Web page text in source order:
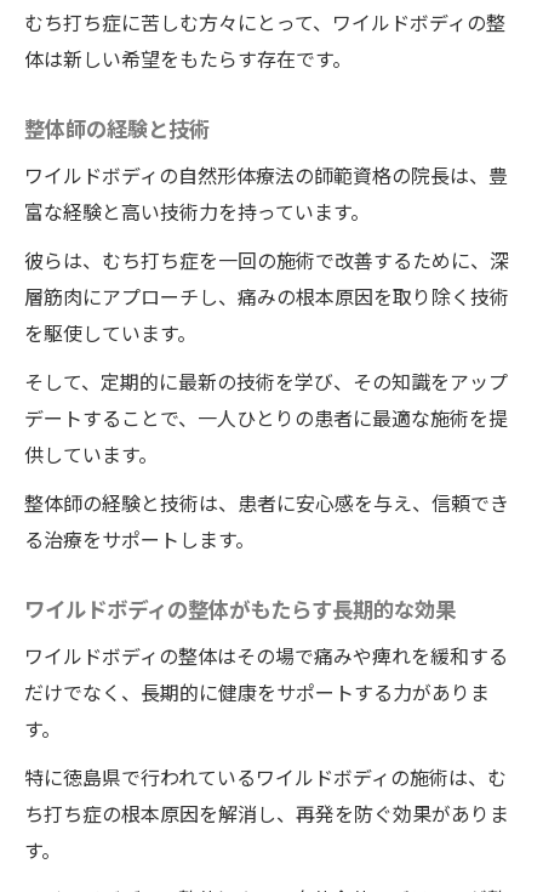
むち打ち症に苦しむ方々にとって、ワイルドボディの整
体は新しい希望をもたらす存在です。
整体師の経験と技術
ワイルドボディの自然形体療法の師範資格の院長は、豊
富な経験と高い技術力を持っています。
彼らは、むち打ち症を一回の施術で改善するために、深
層筋肉にアプローチし、痛みの根本原因を取り除く技術
を駆使しています。
そして、定期的に最新の技術を学び、その知識をアップ
デートすることで、一人ひとりの患者に最適な施術を提
供しています。
整体師の経験と技術は、患者に安心感を与え、信頼でき
る治療をサポートします。
ワイルドボディの整体がもたらす長期的な効果
ワイルドボディの整体はその場で痛みや痺れを緩和する
だけでなく、長期的に健康をサポートする力がありま
す。
特に徳島県で行われているワイルドボディの施術は、む
ち打ち症の根本原因を解消し、再発を防ぐ効果がありま
す。